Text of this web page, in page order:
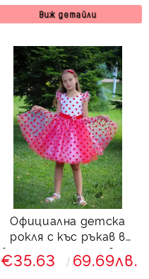
Виж детайли
Официална детска
рокля с къс ръкав в
бяло с тюл на червени
точки и червена
€35.63 69.69лв.